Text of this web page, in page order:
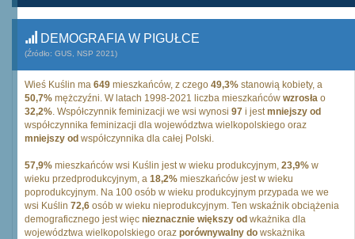
DEMOGRAFIA W PIGUŁCE
(Źródło: GUS, NSP 2021)
Wieś Kuślin ma 649 mieszkańców, z czego 49,3% stanowią kobiety, a
50,7% mężczyźni. W latach 1998-2021 liczba mieszkańców wzrosła o
32,2%. Współczynnik feminizacji we wsi wynosi 97 i jestmniejszy od
współczynnika feminizacji dla województwa wielkopolskiego oraz
mniejszy od współczynnika dla całej Polski.
57,9% mieszkańców wsi Kuślin jest w wieku produkcyjnym, 23,9% w
wieku przedprodukcyjnym, a 18,2% mieszkańców jest w wieku
poprodukcyjnym. Na 100 osób w wieku produkcyjnym przypada we we
wsi Kuślin 72,6 osób w wieku nieprodukcyjnym. Ten wskaźnik obciążenia
demograficznego jest więc nieznacznie większy od wkażnika dla
województwa wielkopolskiego oraz porównywalny do wskażnika